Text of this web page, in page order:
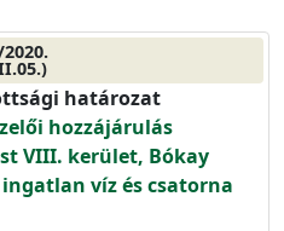
határozat
hozzájárulás
VIII. kerület, Bókay
víz és csatorna